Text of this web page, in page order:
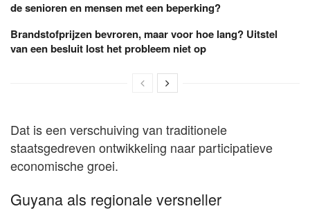
de senioren en mensen met een beperking?
Brandstofprijzen bevroren, maar voor hoe lang? Uitstel
van een besluit lost het probleem niet op
Dat is een verschuiving van traditionele
staatsgedreven ontwikkeling naar participatieve
economische groei.
Guyana als regionale versneller